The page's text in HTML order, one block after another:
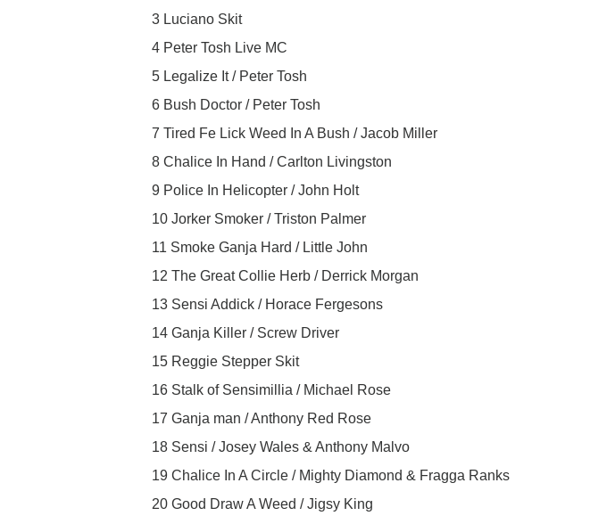
3 Luciano Skit
4 Peter Tosh Live MC
5 Legalize It / Peter Tosh
6 Bush Doctor / Peter Tosh
7 Tired Fe Lick Weed In A Bush / Jacob Miller
8 Chalice In Hand / Carlton Livingston
9 Police In Helicopter / John Holt
10 Jorker Smoker / Triston Palmer
11 Smoke Ganja Hard / Little John
12 The Great Collie Herb / Derrick Morgan
13 Sensi Addick / Horace Fergesons
14 Ganja Killer / Screw Driver
15 Reggie Stepper Skit
16 Stalk of Sensimillia / Michael Rose
17 Ganja man / Anthony Red Rose
18 Sensi / Josey Wales & Anthony Malvo
19 Chalice In A Circle / Mighty Diamond & Fragga Ranks
20 Good Draw A Weed / Jigsy King